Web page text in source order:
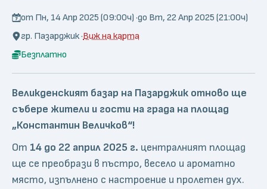
от Пн, 14 Апр 2025 (09:00ч) ·до Вт, 22 Апр 2025 (21:00ч)
гр. Пазарджик ·Виж на карта
Безплатно
Великденският базар на Пазарджик отново ще
събере жители и гости на града на площад
„Константин Величков“!
От 14 до 22 април 2025 г. централният площад
ще се преобрази в пъстро, весело и ароматно
място, изпълнено с настроение и пролетен дух.